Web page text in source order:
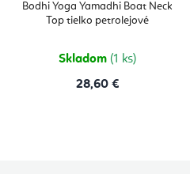
Bodhi Yoga Yamadhi Boat Neck
Top tielko petrolejové
Skladom (1 ks)
28,60 €